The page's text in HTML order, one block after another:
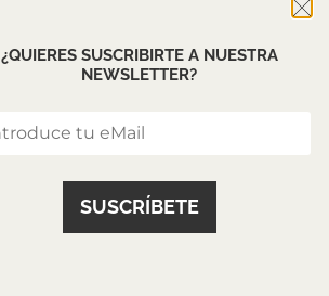
¿QUIERES SUSCRIBIRTE A NUESTRA
NEWSLETTER?